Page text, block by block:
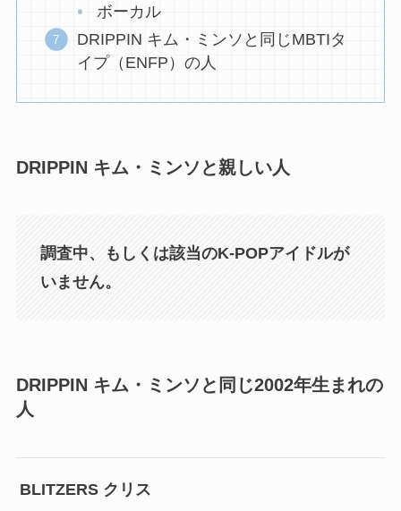
ボーカル
DRIPPIN キム・ミンソと同じMBTIタ
イプ（ENFP）の人
DRIPPIN キム・ミンソと親しい人
調査中、もしくは該当のK-POPアイドルが
いません。
DRIPPIN キム・ミンソと同じ2002年生まれの
人
BLITZERS クリス